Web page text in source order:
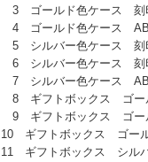
3 ゴールド色ケース 刻
4 ゴールド色ケース AB
5 シルバー色ケース 刻
6 シルバー色ケース 刻
7 シルバー色ケース AB
8 ギフトボックス ゴー
9 ギフトボックス ゴー
10 ギフトボックス ゴー
11 ギフトボックス シル